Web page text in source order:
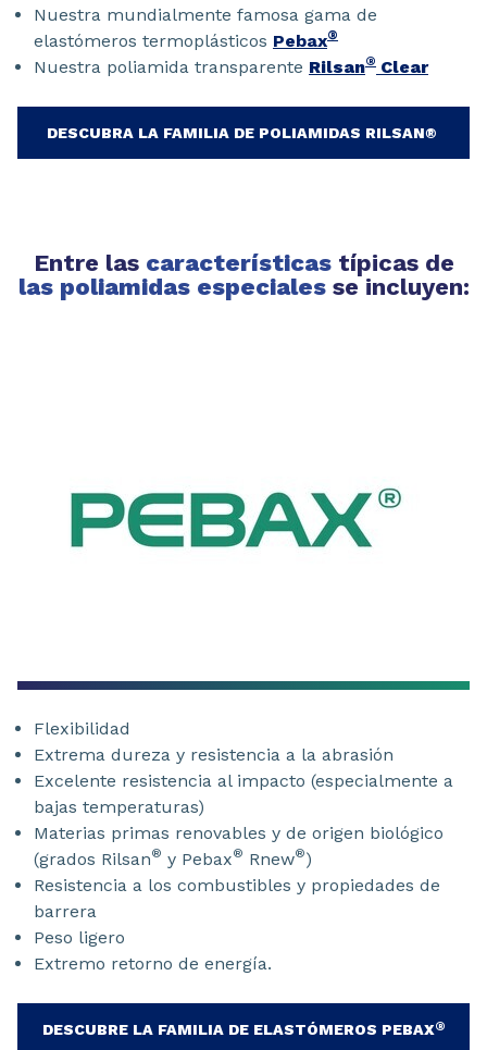
Nuestra mundialmente famosa gama de
elastómeros termoplásticos Pebax®
Nuestra poliamida transparente Rilsan® Clear
DESCUBRA LA FAMILIA DE POLIAMIDAS RILSAN®
Entre las característicastípicas de
las poliamidas especiales se incluyen:
Flexibilidad
Extrema dureza y resistencia a la abrasión
Excelente resistencia al impacto (especialmente a
bajas temperaturas)
Materias primas renovables y de origen biológico
(grados Rilsan® y Pebax® Rnew®)
Resistencia a los combustibles y propiedades de
barrera
Peso ligero
Extremo retorno de energía.
DESCUBRE LA FAMILIA DE ELASTÓMEROS PEBAX®